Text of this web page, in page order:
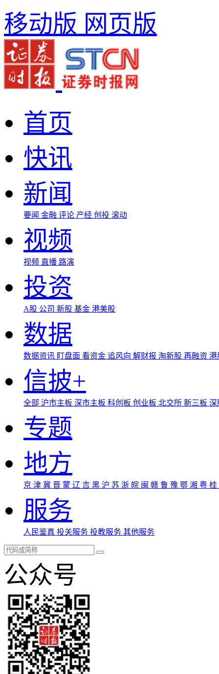
移动版 网页版
首页
快讯
新闻
要闻 金融 评论 产经 创投 滚动
视频
视频 直播 路演
投资
A股 公司 新股 基金 港美股
数据
数据资讯 盯盘面 看资金 追风向 解财报 淘新股 再融资
信披+
全部 沪市主板 深市主板 科创板 创业板 北交所 新三板
专题
地方
京 津 冀 晋 蒙 辽 吉 黑 沪 苏 浙 皖 闽 赣 鲁 豫 鄂 湘 粤 桂
服务
人民鉴真 投关服务 投教服务 其他服务
公众号